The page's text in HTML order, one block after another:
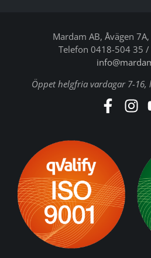
Mardam AB, Åvägen
Telefon 0418-504 35
Öppet helgfria vardagar 7-16,